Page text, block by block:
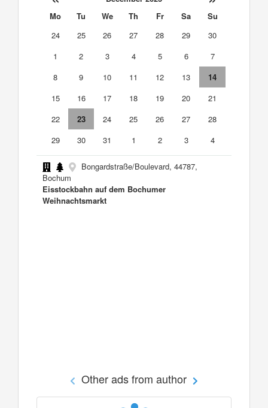
Mo Tu We Th Fr Sa
Su
24
25 26 27 28 29
30
1
2 3 4 5 6
7
8
9 10 11 12 13
14
15
16 17 18 19 20
21
22
23 24 25 26 27
28
29
30 31 1 2 3 4
Bongardstraße/Boulevard, 44787,
Bochum
Eisstockbahn auf dem Bochumer
Weihnachtsmarkt
Other ads from author